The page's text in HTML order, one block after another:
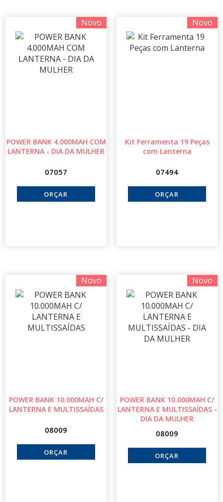
Novo
POWER BANK 4.000MAH COM
LANTERNA - DIA DA MULHER
07057
Novo
Kit Ferramenta 19 Peças
com Lanterna
07494
Novo
POWER BANK 10.000MAH C/
LANTERNA E MULTISSAÍDAS
08009
Novo
POWER BANK 10.000MAH C/
LANTERNA E MULTISSAÍDAS -
DIA DA MULHER
08009